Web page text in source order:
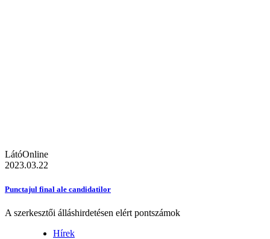
LátóOnline
2023.03.22
Punctajul final ale candidatilor
A szerkesztői álláshirdetésen elért pontszámok
Hírek